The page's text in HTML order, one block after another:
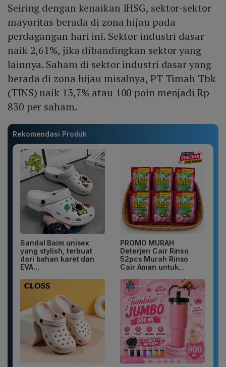
Seiring dengan kenaikan IHSG, sektor-sektor
mayoritas berada di zona hijau pada
perdagangan hari ini. Sektor industri dasar
naik 2,61%, jika dibandingkan sektor yang
lainnya. Saham di sektor industri dasar yang
berada di zona hijau misalnya, PT Timah Tbk
(TINS) naik 13,7% atau 100 poin menjadi Rp
830 per saham.
Rekomendasi Produk
Sandal Baim unisex
yang stylish, terbuat
dari bahan karet dan
EVA...
PROMO MURAH
Deterjen Cair Rinso
52pcs Murah Rinso
Cair Aman untuk...